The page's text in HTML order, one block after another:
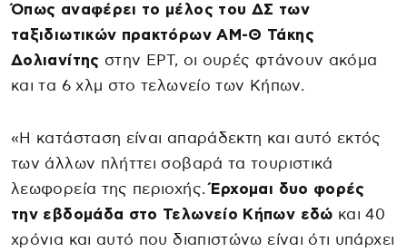
Όπως αναφέρει το μέλος του ΔΣ των
ταξιδιωτικών πρακτόρων ΑΜ-Θ Τάκης
Δολιανίτης στην ΕΡΤ, οι ουρές φτάνουν ακόμα
και τα 6 χλμ στο τελωνείο των Κήπων.
«Η κατάσταση είναι απαράδεκτη και αυτό εκτός
των άλλων πλήττει σοβαρά τα τουριστικά
λεωφορεία της περιοχής.Έρχομαι δυο φορές
την εβδομάδα στο Τελωνείο Κήπων εδώ και 40
χρόνια και αυτό που διαπιστώνω είναι ότι υπάρχει